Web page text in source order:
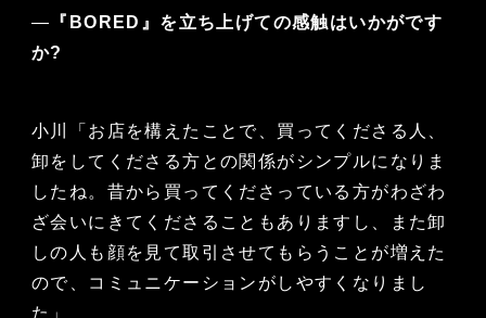
— 『BORED』を立ち上げての感触はいかがです
か?
小川「お店を構えたことで、買ってくださる人、
卸をしてくださる方との関係がシンプルになりま
したね。昔から買ってくださっている方がわざわ
ざ会いにきてくださることもありますし、また卸
しの人も顔を見て取引させてもらうことが増えた
ので、コミュニケーションがしやすくなりまし
た」